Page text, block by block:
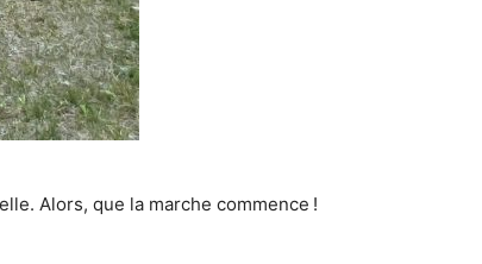
Alors, que la marche commence !